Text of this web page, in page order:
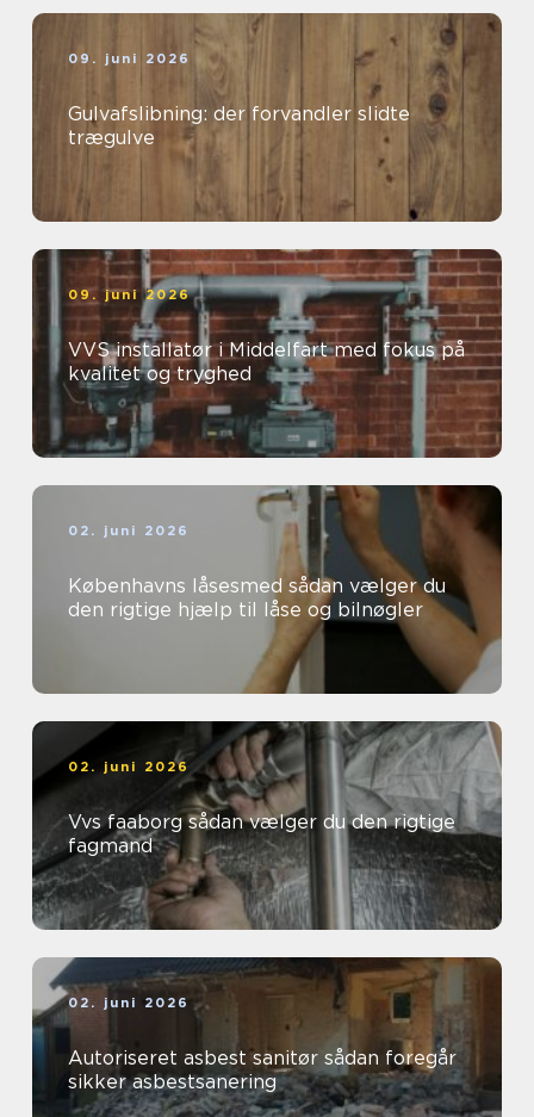
09. juni 2026
Gulvafslibning: der forvandler slidte
trægulve
09. juni 2026
VVS installatør i Middelfart med fokus på
kvalitet og tryghed
02. juni 2026
Københavns låsesmed sådan vælger du
den rigtige hjælp til låse og bilnøgler
02. juni 2026
Vvs faaborg sådan vælger du den rigtige
fagmand
02. juni 2026
Autoriseret asbest sanitør sådan foregår
sikker asbestsanering